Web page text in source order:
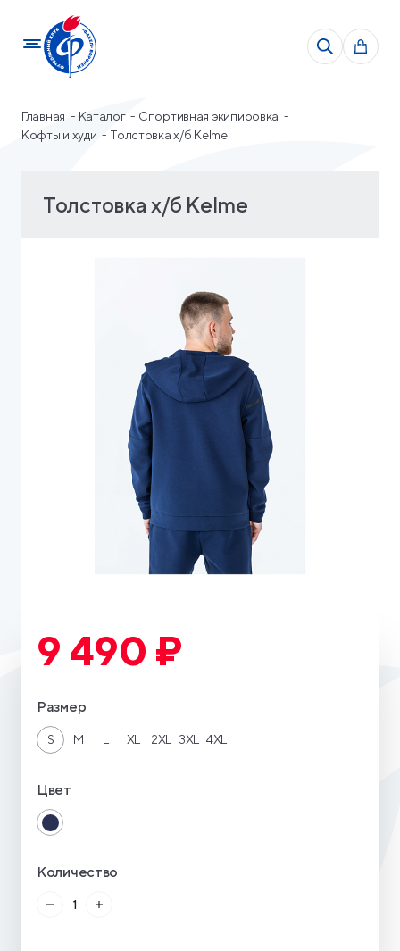
Главная Каталог
Спортивная экипировка
Кофты и худи
Толстовка х/б Kelme
Толстовка х/б Kelme
9 490 ₽
Размер
S M L XL 2XL 3XL 4XL
Цвет
Количество